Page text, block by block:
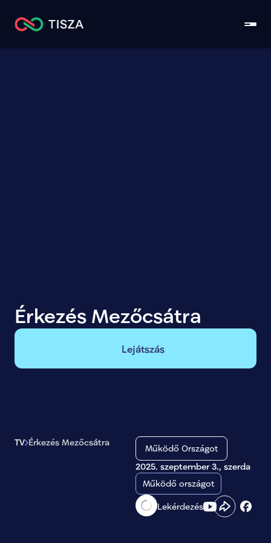
Érkezés Mezőcsátra
Lejátszás
TV Érkezés Mezőcsátra
Működő Országot
2025. szeptember 3., szerda
Működő országot
Lekérdezés